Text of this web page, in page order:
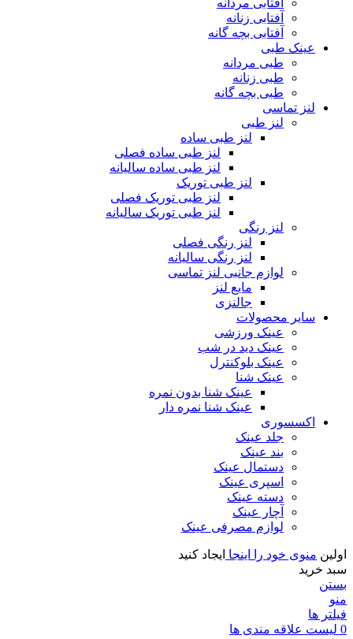
آفتابی مردانه
آفتابی زنانه
آفتابی بچه گانه
عینک طبی
طبی مردانه
طبی زنانه
طبی بچه گانه
لنز تماسی
لنز طبی
لنز طبی ساده
لنز طبی ساده فصلی
لنز طبی ساده سالیانه
لنز طبی توریک
لنز طبی توریک فصلی
لنز طبی توریک سالیانه
لنز رنگی
لنز رنگی فصلی
لنز رنگی سالیانه
لوازم جانبی لنز تماسی
مایع لنز
جالنزی
سایر محصولات
عینک ورزشی
عینک دید در شب
عینک بلوکنترل
عینک شنا
عینک شنا بدون نمره
عینک شنا نمره دار
اکسسوری
جلد عینک
بند عینک
دستمال عینک
اسپری عینک
دسته عینک
آچار عینک
لوازم مصرفی عینک
اولین منوی خود را اینجا ایجاد کنید
سبد خرید
بستن
منو
فیلتر ها
0 لیست علاقه مندی ها